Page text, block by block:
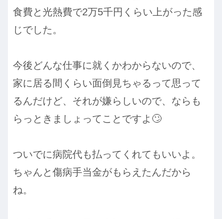
食費と光熱費で2万5千円くらい上がった感
じでした。
今後どんな仕事に就くかわからないので、
家に居る間くらい面倒見ちゃるって思って
るんだけど、それが嫌らしいので、ならも
らっときましょってことですよ🙄
ついでに病院代も払ってくれてもいいよ。
ちゃんと傷病手当金がもらえたんだから
ね。